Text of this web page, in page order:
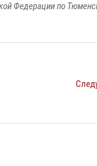
Федерации по